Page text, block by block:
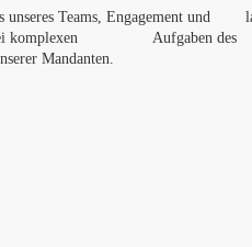
unseres Teams, Engagement und
wie bei komplexen Aufgaben des
Mandanten.